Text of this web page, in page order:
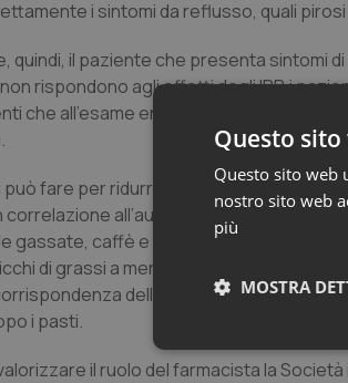
i sintomi da reflusso, quali
quindi, il paziente che presenta sintomi
rispondono agli effetti degli IPP, i
che all’esame endoscopico
può fare per ridurre i fastidi? Le
all’aumento di peso;
gassate, caffè e cioccolato (se si nota
di grassi a meno di 2-3 ore dal
della testa per non
i pasti.
il ruolo del farmacista la
Questo
Questo sito web
nostro sito web
più
MOSTRA